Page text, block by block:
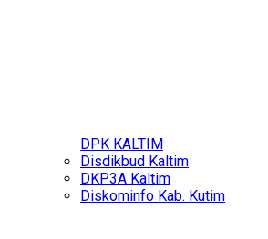
DPK KALTIM
Disdikbud Kaltim
DKP3A Kaltim
Diskominfo Kab. Kutim